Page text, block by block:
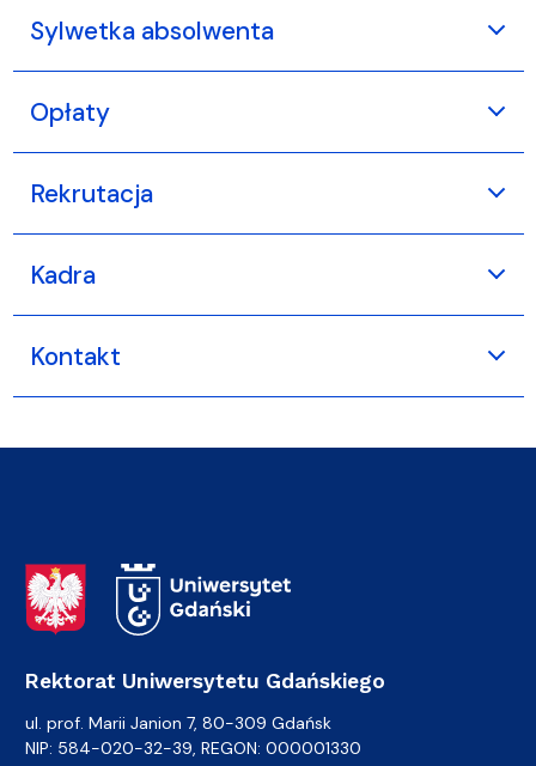
Sylwetka absolwenta
Opłaty
Rekrutacja
Kadra
Kontakt
Adres Rektoratu
Rektorat Uniwersytetu Gdańskiego
ul. prof. Marii Janion 7, 80-309 Gdańsk
NIP: 584-020-32-39, REGON: 000001330